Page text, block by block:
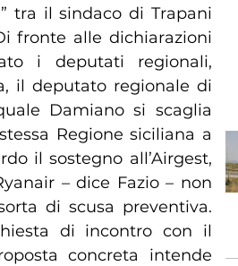
tra il sindaco di Trapani
fronte alle dichiarazioni
i deputati regionali,
il deputato regionale di
Damiano si scaglia
Regione siciliana a
il sostegno all’Airgest,
– dice Fazio – non
di scusa preventiva.
di incontro con il
concreta intende